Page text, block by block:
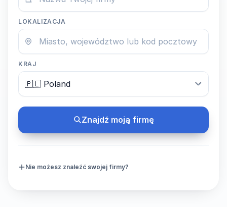
LOKALIZACJA
KRAJ
Znajdź moją firmę
Nie możesz znaleźć swojej firmy?